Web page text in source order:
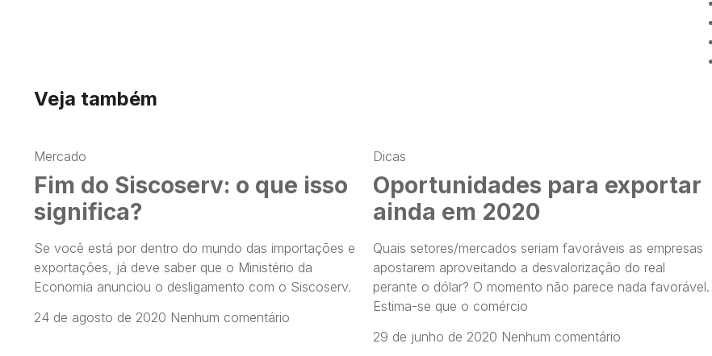
Veja também
Mercado
Fim do Siscoserv: o que isso
significa?
Se você está por dentro do mundo das importações e
exportações, já deve saber que o Ministério da
Economia anunciou o desligamento com o Siscoserv.
24 de agosto de 2020 Nenhum comentário
Dicas
Oportunidades para exportar
ainda em 2020
Quais setores/mercados seriam favoráveis as empresas
apostarem aproveitando a desvalorização do real
perante o dólar? O momento não parece nada favorável.
Estima-se que o comércio
29 de junho de 2020 Nenhum comentário